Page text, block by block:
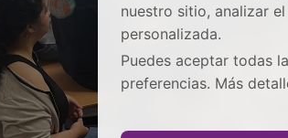
nuestro sitio, analizar
personalizada.
Puedes aceptar todas
preferencias. Más